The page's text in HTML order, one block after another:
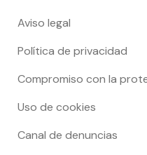
Aviso legal
Política de privacidad
Compromiso con la
Uso de cookies
Canal de denuncias